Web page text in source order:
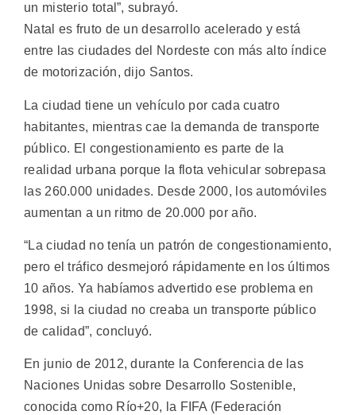
un misterio total”, subrayó.
Natal es fruto de un desarrollo acelerado y está
entre las ciudades del Nordeste con más alto índice
de motorización, dijo Santos.
La ciudad tiene un vehículo por cada cuatro
habitantes, mientras cae la demanda de transporte
público. El congestionamiento es parte de la
realidad urbana porque la flota vehicular sobrepasa
las 260.000 unidades. Desde 2000, los automóviles
aumentan a un ritmo de 20.000 por año.
“La ciudad no tenía un patrón de congestionamiento,
pero el tráfico desmejoró rápidamente en los últimos
10 años. Ya habíamos advertido ese problema en
1998, si la ciudad no creaba un transporte público
de calidad”, concluyó.
En junio de 2012, durante la Conferencia de las
Naciones Unidas sobre Desarrollo Sostenible,
conocida como Río+20, la FIFA (Federación